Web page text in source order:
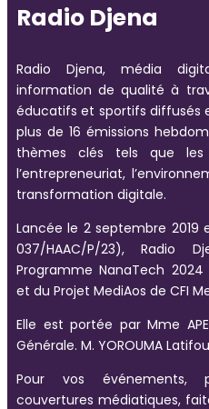
Radio Djena
Radio Djena, média
information de qualité à
éducatifs et sportifs diffusés
plus de 16 émissions
thèmes clés tels que
l’entrepreneuriat,
transformation digitale.
Lancée le 2 septembre 2019
037/HAAC/P/23), Radio
Programme NanaTech
et du Projet MediAos de CFI
Elle est portée par Mme
Générale. M. YOROUMA
Pour vos événements,
couvertures médiatiques,